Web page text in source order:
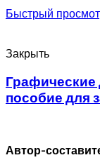
Быстрый
Закрыть
Графические
пособие для
Автор-